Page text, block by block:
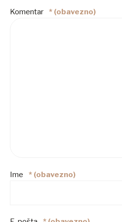
Komentar * (obavezno)
Ime * (obavezno)